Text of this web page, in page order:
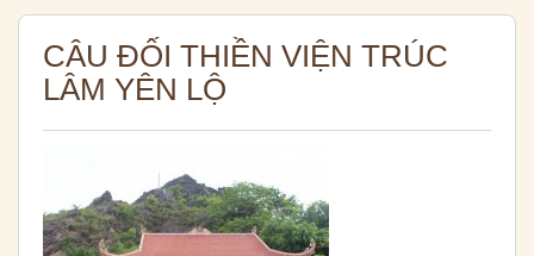
CÂU ĐỐI THIỀN VIỆN TRÚC
LÂM YÊN LỘ